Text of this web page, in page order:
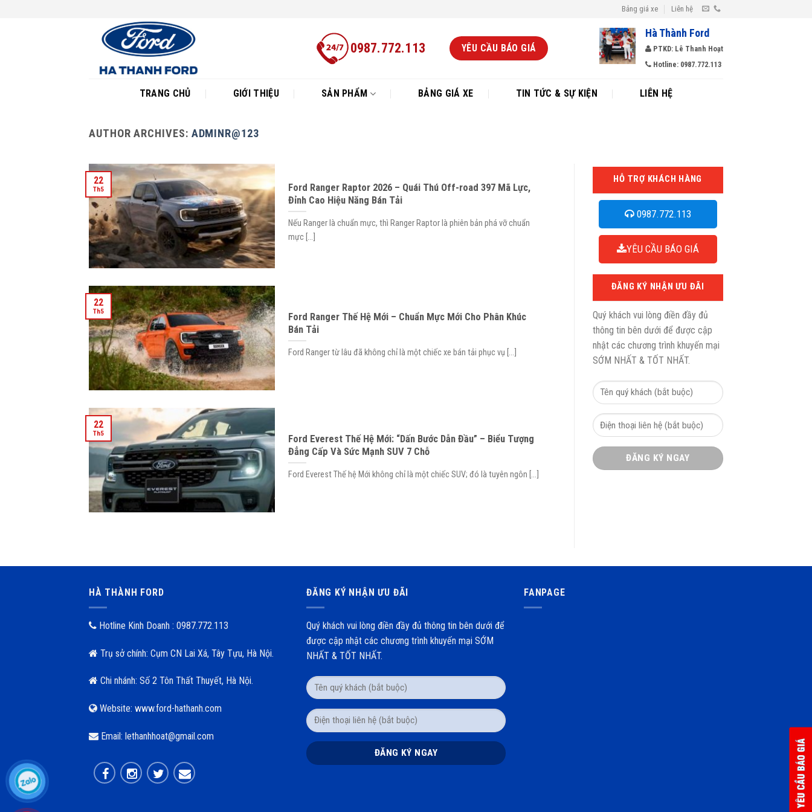
Bảng giá xe Liên hệ
0987.772.113 YÊU CẦU BÁO GIÁ
Hà Thành Ford
PTKD: Lê Thanh Hoạt
Hotline: 0987.772.113
TRANG CHỦ GIỚI THIỆU SẢN PHẨM BẢNG GIÁ XE TIN TỨC & SỰ KIỆN LIÊN HỆ
AUTHOR ARCHIVES: ADMINR@123
Ford Ranger Raptor 2026 – Quái Thú Off-road 397 Mã Lực,
Đỉnh Cao Hiệu Năng Bán Tải
Nếu Ranger là chuẩn mực, thì Ranger Raptor là phiên bản phá vỡ chuẩn
mực [...]
22
Th5
Ford Ranger Thế Hệ Mới – Chuẩn Mực Mới Cho Phân Khúc
Bán Tải
Ford Ranger từ lâu đã không chỉ là một chiếc xe bán tải phục vụ [...]
22
Th5
Ford Everest Thế Hệ Mới: “Dấn Bước Dẫn Đầu” – Biểu Tượng
Đẳng Cấp Và Sức Mạnh SUV 7 Chỗ
Ford Everest Thế hệ Mới không chỉ là một chiếc SUV; đó là tuyên ngôn [...]
22
Th5
HỖ TRỢ KHÁCH HÀNG
0987.772.113
YÊU CẦU BÁO GIÁ
ĐĂNG KÝ NHẬN ƯU ĐÃI
Quý khách vui lòng điền đầy đủ
thông tin bên dưới để được cập
nhật các chương trình khuyến mại
SỚM NHẤT & TỐT NHẤT.
HÀ THÀNH FORD
Hotline Kinh Doanh : 0987.772.113
Trụ sở chính: Cụm CN Lai Xá, Tây Tựu, Hà Nội.
Chi nhánh: Số 2 Tôn Thất Thuyết, Hà Nội.
Website: www.ford-hathanh.com
Email: lethanhhoat@gmail.com
ĐĂNG KÝ NHẬN ƯU ĐÃI
Quý khách vui lòng điền đầy đủ thông tin bên dưới để
được cập nhật các chương trình khuyến mại SỚM
NHẤT & TỐT NHẤT.
FANPAGE